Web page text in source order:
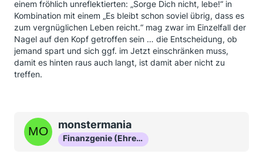
einem fröhlich unreflektierten: „Sorge Dich nicht, lebe!“ in
Kombination mit einem „Es bleibt schon soviel übrig, dass es
zum vergnüglichen Leben reicht.“ mag zwar im Einzelfall der
Nagel auf den Kopf getroffen sein … die Entscheidung, ob
jemand spart und sich ggf. im Jetzt einschränken muss,
damit es hinten raus auch langt, ist damit aber nicht zu
treffen.
monstermania
Finanzgenie (Ehrenmitglied)